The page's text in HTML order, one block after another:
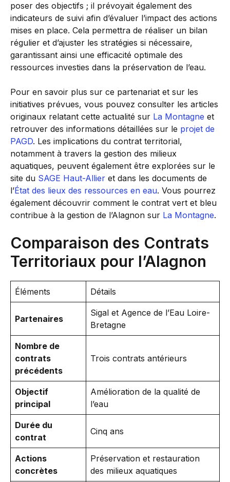
poser des objectifs ; il prévoyait également des
indicateurs de suivi afin d’évaluer l’impact des actions
mises en place. Cela permettra de réaliser un bilan
régulier et d’ajuster les stratégies si nécessaire,
garantissant ainsi une efficacité optimale des
ressources investies dans la préservation de l’eau.
Pour en savoir plus sur ce partenariat et sur les
initiatives prévues, vous pouvez consulter les articles
originaux relatant cette actualité sur La Montagne et
retrouver des informations détaillées sur le projet de
PAGD. Les implications du contrat territorial,
notamment à travers la gestion des milieux
aquatiques, peuvent également être explorées sur le
site du SAGE Haut-Allier et dans les documents de
l’État des lieux des ressources en eau. Vous pourrez
également découvrir comment le contrat vert et bleu
contribue à la gestion de l’Alagnon sur La Montagne.
Comparaison des Contrats
Territoriaux pour l’Alagnon
Éléments Détails
Partenaires
Sigal et Agence de l’Eau Loire-
Bretagne
Nombre de
contrats
précédents
Trois contrats antérieurs
Objectif
principal
Amélioration de la qualité de
l’eau
Durée du
contrat
Cinq ans
Actions
concrètes
Préservation et restauration
des milieux aquatiques